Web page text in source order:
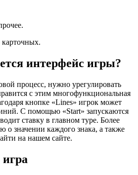
интерфейс игры?
процесс, нужно урегулировать
с этим многофункциональная
кнопке «Lines» игрок может
С помощью «Start» запускаются
ставку в главном туре. Более
значении каждого знака, а также
на нашем сайте.